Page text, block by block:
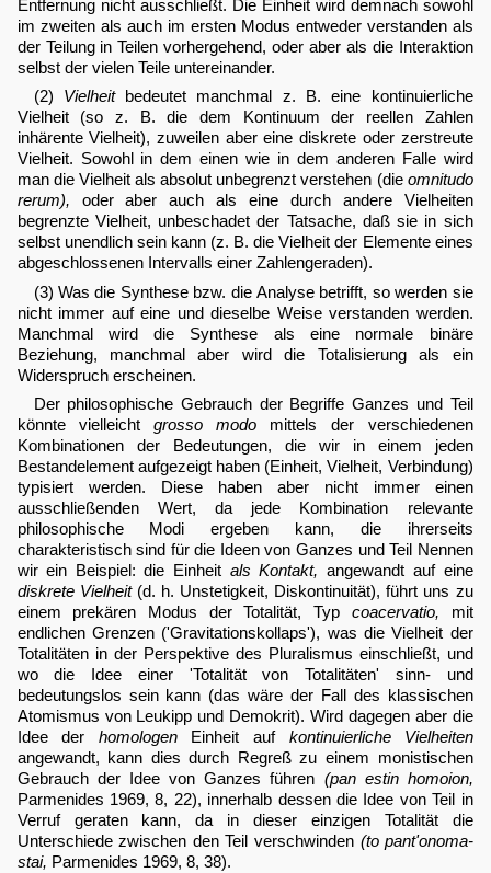
Entfernung nicht ausschließt. Die Einheit wird demnach sowohl
im zweiten als auch im ersten Modus entweder verstanden als
der Teilung in Teilen vorhergehend, oder aber als die Interaktion
selbst der vielen Teile untereinander.
(2) Vielheitbedeutet manchmal z. B. eine kontinuierliche
Vielheit (so z. B. die dem Kontinuum der reellen Zahlen
inhärente Vielheit), zuweilen aber eine diskrete oder zerstreute
Vielheit. Sowohl in dem einen wie in dem anderen Falle wird
man die Vielheit als absolut unbegrenzt verstehen (die omnitudo
rerum), oder aber auch als eine durch andere Vielheiten
begrenzte Vielheit, unbeschadet der Tatsache, daß sie in sich
selbst unendlich sein kann (z. B. die Vielheit der Elemente eines
abgeschlossenen Intervalls einer Zahlengeraden).
(3) Was die Synthese bzw. die Analyse betrifft, so werden sie
nicht immer auf eine und dieselbe Weise verstanden werden.
Manchmal wird die Synthese als eine normale binäre
Beziehung, manchmal aber wird die Totalisierung als ein
Widerspruch erscheinen.
Der philosophische Gebrauch der Begriffe Ganzes und Teil
könnte vielleicht grosso modomittels der verschiedenen
Kombinationen der Bedeutungen, die wir in einem jeden
Bestandelement aufgezeigt haben (Einheit, Vielheit, Verbindung)
typisiert werden. Diese haben aber nicht immer einen
ausschließenden Wert, da jede Kombination relevante
philosophische Modi ergeben kann, die ihrerseits
charakteristisch sind für die Ideen von Ganzes und Teil Nennen
wir ein Beispiel: die Einheit als Kontakt, angewandt auf eine
diskrete Vielheit(d. h. Unstetigkeit, Diskontinuität), führt uns zu
einem prekären Modus der Totalität, Typ coacervatio, mit
endlichen Grenzen ('Gravitationskollaps'), was die Vielheit der
Totalitäten in der Perspektive des Pluralismus einschließt, und
wo die Idee einer 'Totalität von Totalitäten' sinn- und
bedeutungslos sein kann (das wäre der Fall des klassischen
Atomismus von Leukipp und Demokrit). Wird dagegen aber die
Idee der homologenEinheit auf kontinuierliche Vielheiten
angewandt, kann dies durch Regreß zu einem monistischen
Gebrauch der Idee von Ganzes führen (pan estin homoion,
Parmenides 1969, 8, 22), innerhalb dessen die Idee von Teil in
Verruf geraten kann, da in dieser einzigen Totalität die
Unterschiede zwischen den Teil verschwinden (to pant'onoma-
stai, Parmenides 1969, 8, 38).